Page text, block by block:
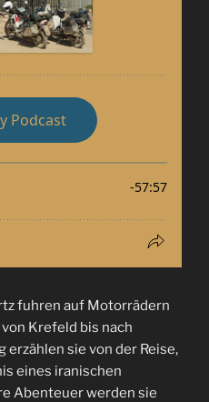
fuhren auf Motorrädern
Krefeld bis nach
erzählen sie von der Reise,
eines iranischen
Abenteuer werden sie